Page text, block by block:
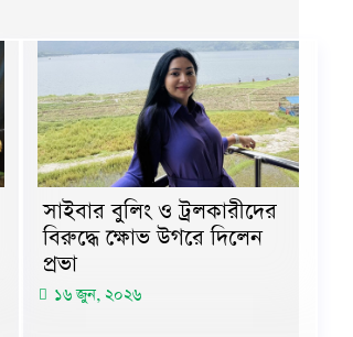
সাইবার বুলিং ও ট্রলকারীদের
বিরুদ্ধে ক্ষোভ উগরে দিলেন
প্রভা
১৬ জুন, ২০২৬